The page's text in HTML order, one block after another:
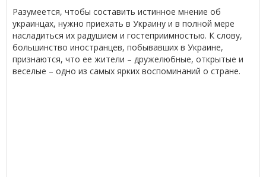
Разумеется, чтобы составить истинное мнение об
украинцах, нужно приехать в Украину и в полной мере
насладиться их радушием и гостеприимностью. К слову,
большинство иностранцев, побывавших в Украине,
признаются, что ее жители – дружелюбные, открытые и
веселые – одно из самых ярких воспоминаний о стране.